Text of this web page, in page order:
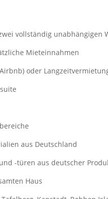
vollständig unabhängigen
Mieteinnahmen
oder
aus Deutschland
-türen aus deutscher
Haus